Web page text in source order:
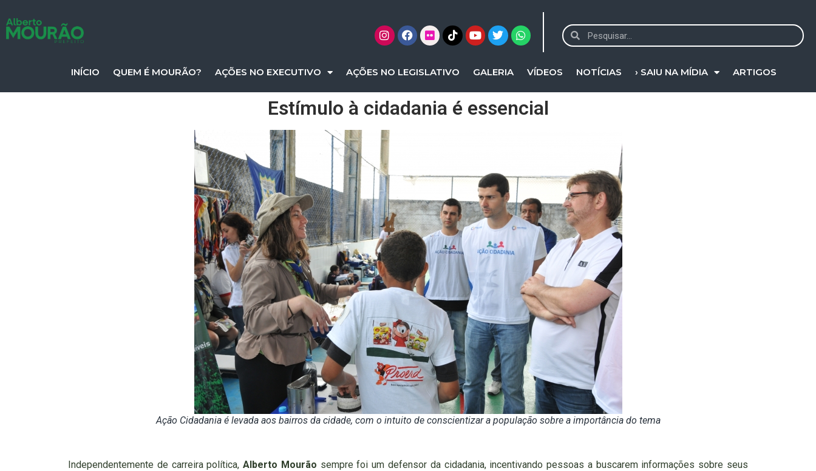
INÍCIO QUEM É MOURÃO? AÇÕES NO EXECUTIVO AÇÕES NO LEGISLATIVO GALERIA VÍDEOS NOTÍCIAS › SAIU NA MÍDIA ARTIGOS
Estímulo à cidadania é essencial
Ação Cidadania é levada aos bairros da cidade, com o intuito de conscientizar a população sobre a importância do tema
Independentemente de carreira política,Alberto Mourão sempre foi um defensor da cidadania, incentivando pessoas a buscarem informações sobre seus